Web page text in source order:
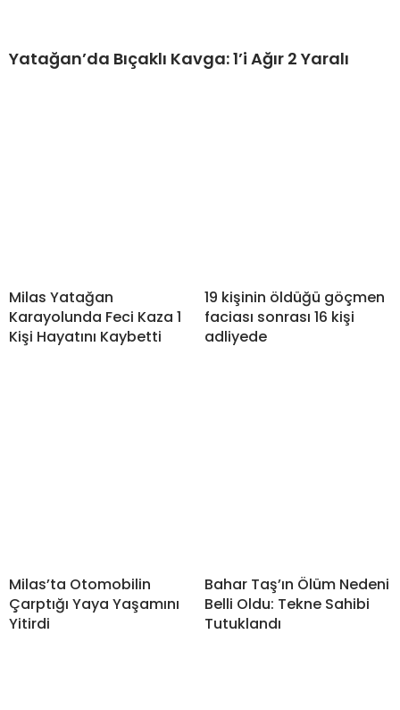
Yatağan’da Bıçaklı Kavga: 1’i Ağır 2 Yaralı
Milas Yatağan
Karayolunda Feci Kaza 1
Kişi Hayatını Kaybetti
19 kişinin öldüğü göçmen
faciası sonrası 16 kişi
adliyede
Milas’ta Otomobilin
Çarptığı Yaya Yaşamını
Yitirdi
Bahar Taş’ın Ölüm Nedeni
Belli Oldu: Tekne Sahibi
Tutuklandı